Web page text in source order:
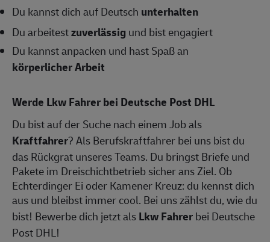
Du kannst dich auf Deutsch unterhalten
Du arbeitestzuverlässigund bist engagiert
Du kannst anpacken und hast Spaß an
körperlicher Arbeit
Werde Lkw Fahrer bei Deutsche Post DHL
Du bist auf der Suche nach einem Job als
Kraftfahrer? Als Berufskraftfahrer bei uns bist du
das Rückgrat unseres Teams. Du bringst Briefe und
Pakete im Dreischichtbetrieb sicher ans Ziel. Ob
Echterdinger Ei oder Kamener Kreuz: du kennst dich
aus und bleibst immer cool. Bei uns zählst du, wie du
bist! Bewerbe dich jetzt alsLkw Fahrerbei Deutsche
Post DHL!